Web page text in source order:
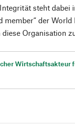
steht dabei
member“ der
diese Organisation
Wirtschaftsakteur